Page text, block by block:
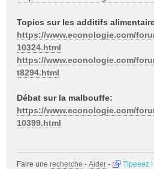
Topics sur les additifs
https://www.econologie.com/
10324.html
https://www.econologie.com/
t8294.html
Débat sur la malbouffe:
https://www.econologie.com/
10399.html
Faire une recherche - Aider - Tipeeez !